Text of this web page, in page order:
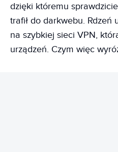
dzięki któremu
trafił do darkwebu. Rdzeń
na szybkiej sieci VPN,
urządzeń. Czym więc